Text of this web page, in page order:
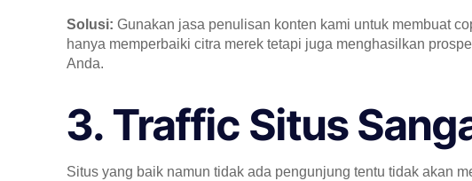
Solusi: Gunakan jasa penulisan konten kami untuk membuat
hanya memperbaiki citra merek tetapi juga menghasilkan
Anda.
3. Traffic Situs
Situs yang baik namun tidak ada pengunjung tentu tidak akan